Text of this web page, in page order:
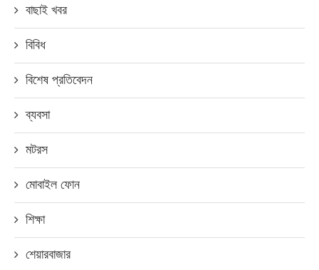
বাছাই খবর
বিবিধ
বিশেষ প্রতিবেদন
ব্যবসা
মটরস
মোবাইল ফোন
শিক্ষা
শেয়ারবাজার